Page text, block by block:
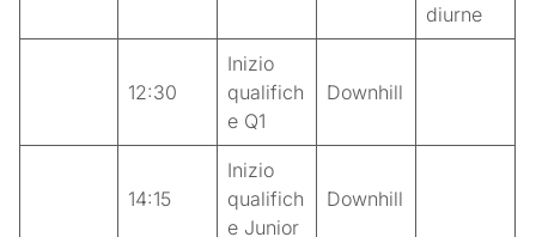
diurne
12:30
Inizio
qualifich
e Q1
Downhill
14:15
Inizio
qualifich
e Junior
Downhill